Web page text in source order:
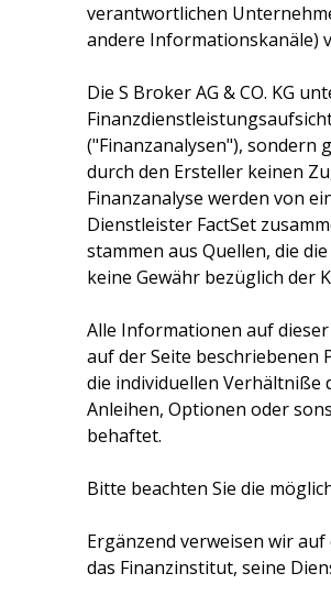
verantwortlichen
andere Informationskanäle)
Die S Broker AG & CO. KG
("Finanzanalysen"),
durch den Ersteller keinen
Finanzanalyse werden von
Dienstleister FactSet
stammen aus Quellen, die die
keine Gewähr bezüglich der
Alle Informationen auf
auf der Seite beschriebenen
die individuellen Verhältniße
Anleihen, Optionen oder
behaftet.
Bitte beachten Sie die
Ergänzend verweisen wir
das Finanzinstitut, seine